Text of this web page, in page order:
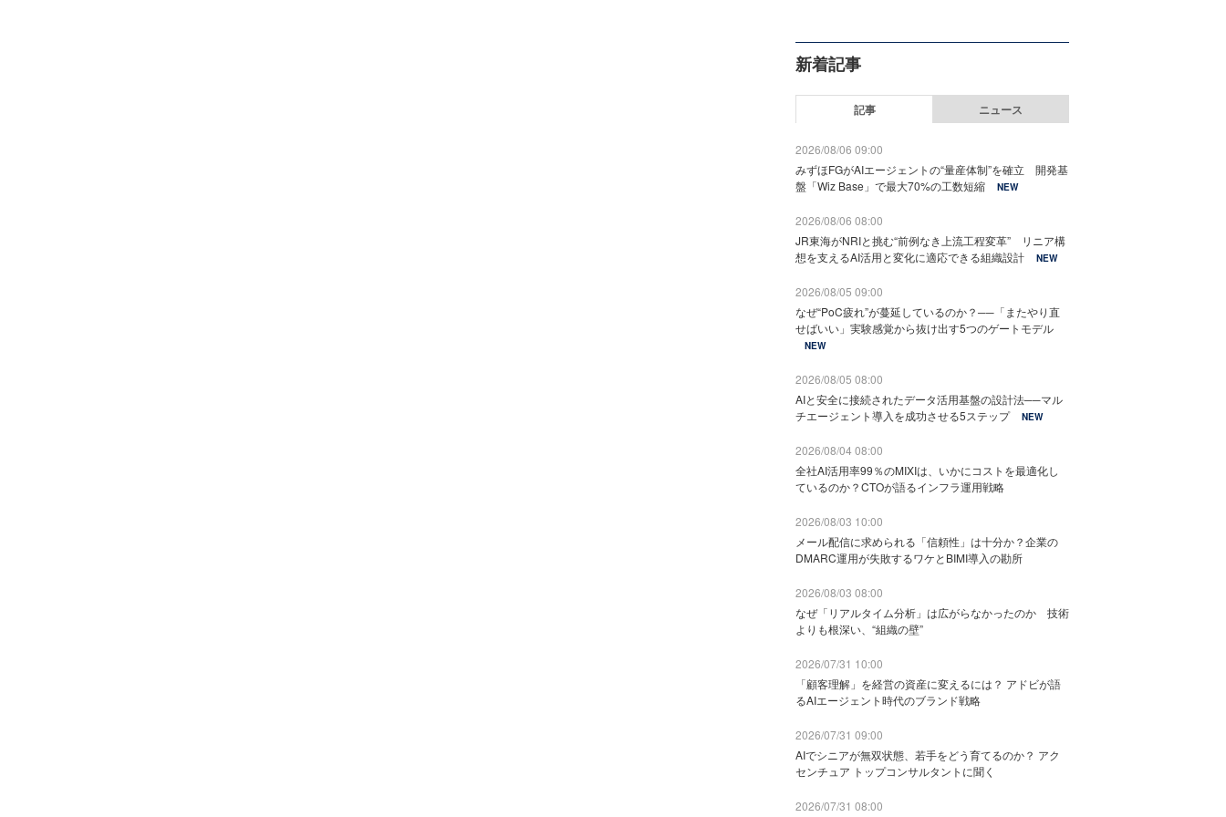
新着記事
記事 ニュース
2026/08/06 09:00
みずほFGがAIエージェントの“量産体制”を確立 開発基
盤「Wiz Base」で最大70%の工数短縮
NEW
2026/08/06 08:00
JR東海がNRIと挑む“前例なき上流工程変革” リニア構
想を支えるAI活用と変化に適応できる組織設計
NEW
2026/08/05 09:00
なぜ“PoC疲れ”が蔓延しているのか？──「またやり直
せばいい」実験感覚から抜け出す5つのゲートモデル
NEW
2026/08/05 08:00
AIと安全に接続されたデータ活用基盤の設計法──マル
チエージェント導入を成功させる5ステップ
NEW
2026/08/04 08:00
全社AI活用率99％のMIXIは、いかにコストを最適化し
ているのか？CTOが語るインフラ運用戦略
2026/08/03 10:00
メール配信に求められる「信頼性」は十分か？企業の
DMARC運用が失敗するワケとBIMI導入の勘所
2026/08/03 08:00
なぜ「リアルタイム分析」は広がらなかったのか 技術
よりも根深い、“組織の壁”
2026/07/31 10:00
「顧客理解」を経営の資産に変えるには？ アドビが語
るAIエージェント時代のブランド戦略
2026/07/31 09:00
AIでシニアが無双状態、若手をどう育てるのか？ アク
センチュア トップコンサルタントに聞く
2026/07/31 08:00